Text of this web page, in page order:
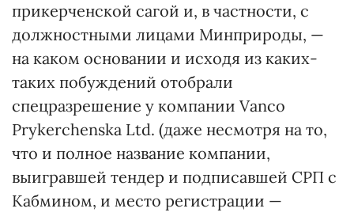
прикерченской сагой и, в частности, с
должностными лицами Минприроды, —
на каком основании и исходя из каких-
таких побуждений отобрали
спецразрешение у компании Vanco
Prykerchenska Ltd. (даже несмотря на то,
что и полное название компании,
выигравшей тендер и подписавшей СРП с
Кабмином, и место регистрации —